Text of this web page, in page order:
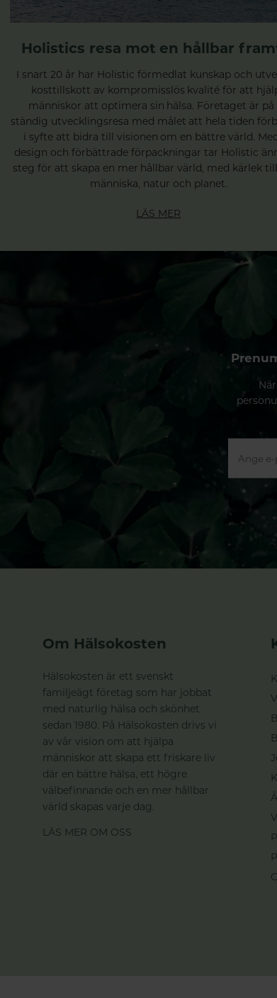
Holistics resa mot en hållbar
I snart 20 år har Holistic förmedlat kunskap och
kosttillskott av kompromisslös kvalité för att
människor att optimera sin hälsa. Företaget är på
ständig utvecklingsresa med målet att hela tiden
i syfte att bidra till visionen om en bättre värld.
design och förbättrade förpackningar tar Holistic
steg för att skapa en mer hållbar värld, med kärlek
människa, natur och planet.
LÄS MER
Om Hälsokosten
Hälsokosten är ett svenskt
familjeägt företag som har jobbat
med naturlig hälsa och skönhet
sedan 1980. På Hälsokosten drivs vi
av vår vision om att hjälpa
människor att skapa ett friskare liv
där en bättre hälsa, ett högre
välbefinnande och en mer hållbar
värld skapas varje dag.
LÄS MER OM OSS